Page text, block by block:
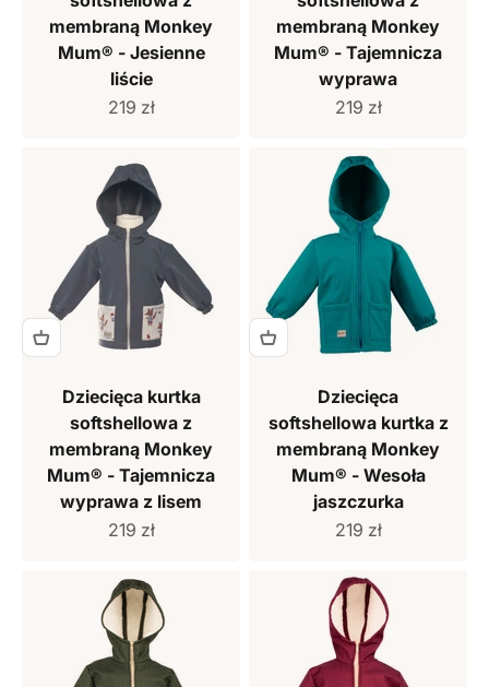
membraną Monkey
Mum® - Jesienne
liście
Cena sprzedaży
219 zł
membraną Monkey
Mum® - Tajemnicza
wyprawa
Cena sprzedaży
219 zł
Dziecięca kurtka
softshellowa z
membraną Monkey
Mum® - Tajemnicza
wyprawa z lisem
Cena sprzedaży
219 zł
Dziecięca
softshellowa kurtka z
membraną Monkey
Mum® - Wesoła
jaszczurka
Cena sprzedaży
219 zł